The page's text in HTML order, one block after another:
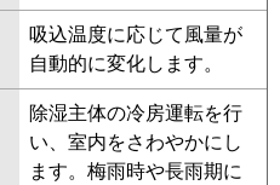
RCB-
RCB-GP50RSHJ8
RCB-
RCB-GP50RSHJ5
RCB-
吸込温度に応じて風量が
自動的に変化します。
除湿主体の冷房運転を行
い、室内をさわやかにし
ます。梅雨時や長雨期に